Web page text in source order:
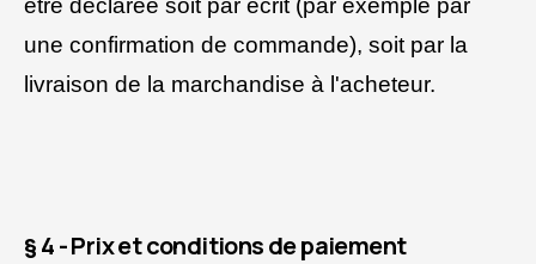
être déclarée soit par écrit (par exemple par
une confirmation de commande), soit par la
livraison de la marchandise à l'acheteur.
§ 4 - Prix et conditions de paiement